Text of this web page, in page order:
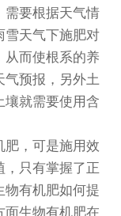
需要根据天气情
雪天气下施肥对
从而使根系的养
气预报，另外土
壤就需要使用含
肥，可是施用效
只有掌握了正
物有机肥如何提
面生物有机肥在